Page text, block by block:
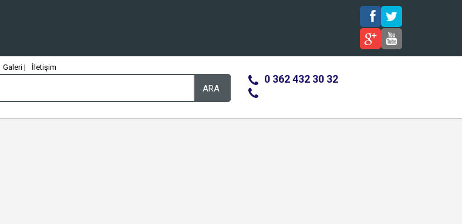
Galeri | İletişim
ARA
0 362 432 30 32